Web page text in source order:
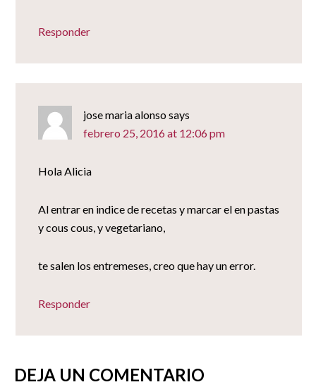
Responder
jose maria alonsosays
febrero 25, 2016 at 12:06 pm
Hola Alicia
Al entrar en indice de recetas y marcar el en pastas
y cous cous, y vegetariano,
te salen los entremeses, creo que hay un error.
Responder
DEJA UN COMENTARIO